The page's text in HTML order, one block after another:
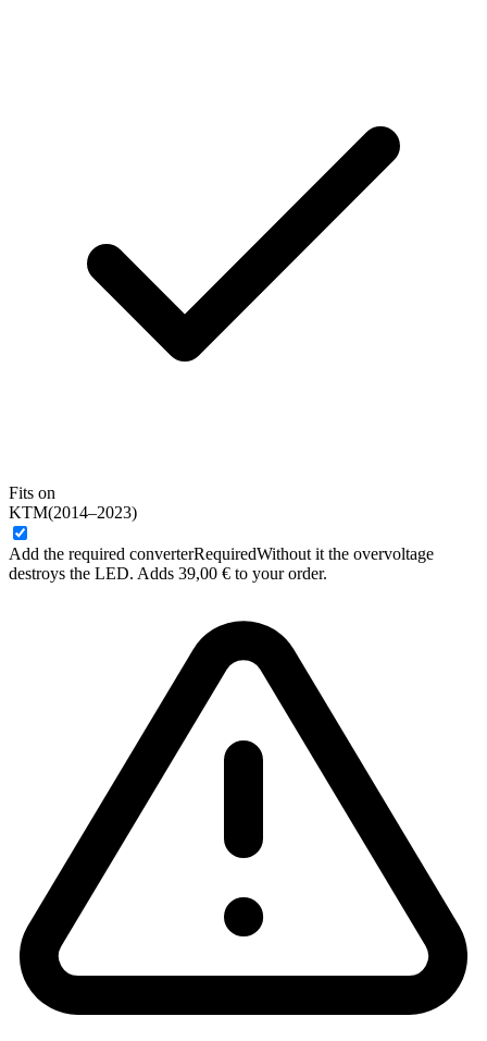
Fits on
KTM(2014–2023)
Add the required converterRequiredWithout it the overvoltage
destroys the LED. Adds 39,00 € to your order.